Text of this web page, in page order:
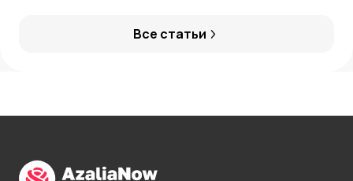
Все статьи